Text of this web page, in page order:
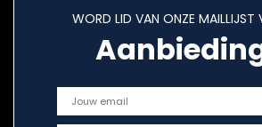
WORD LID VAN ONZE MAILLIJST